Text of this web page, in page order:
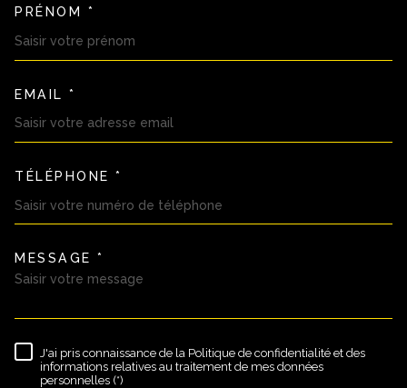
PRÉNOM *
EMAIL *
TÉLÉPHONE *
MESSAGE *
RÈGLEMENTATION
J'ai pris connaissance de la Politique de confidentialité et des
informations relatives au traitement de mes données
personnelles (*)